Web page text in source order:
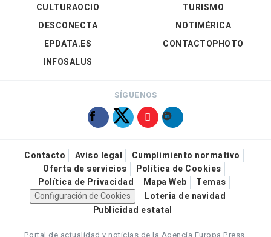
CULTURAOCIO
DESCONECTA
EPDATA.ES
INFOSALUS
TURISMO
NOTIMÉRICA
CONTACTOPHOTO
SÍGUENOS
Contacto Aviso legal
Cumplimiento normativo
Oferta de servicios
Política de Cookies
Política de Privacidad
Mapa Web
Temas
Configuración de Cookies
Loteria de navidad
Publicidad estatal